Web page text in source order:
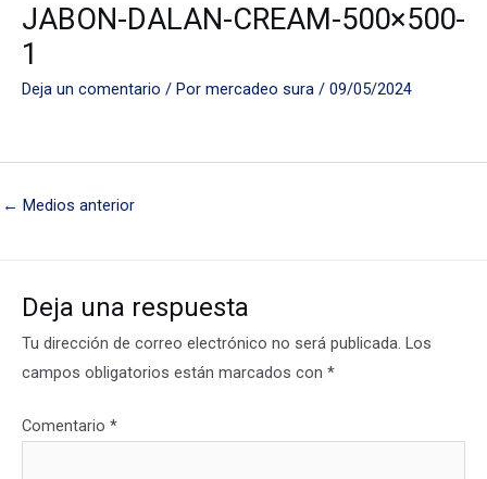
JABON-DALAN-CREAM-500×500-
1
Deja un comentario / Por mercadeo sura / 09/05/2024
← Medios anterior
Deja una respuesta
Tu dirección de correo electrónico no será publicada. Los
campos obligatorios están marcados con *
Comentario *